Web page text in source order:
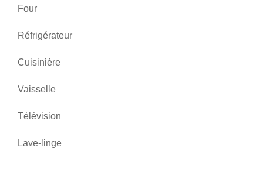
Four
Réfrigérateur
Cuisinière
Vaisselle
Télévision
Lave-linge